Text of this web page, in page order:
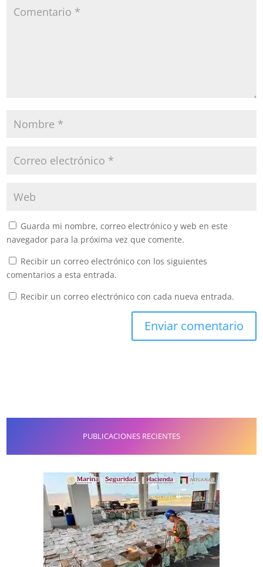
Guarda mi nombre, correo electrónico y web en este
navegador para la próxima vez que comente.
Recibir un correo electrónico con los siguientes
comentarios a esta entrada.
Recibir un correo electrónico con cada nueva entrada.
PUBLICACIONES RECIENTES